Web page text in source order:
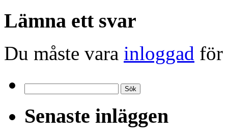
Lämna ett svar
Du måste vara inloggad för
efter:
Senaste inläggen